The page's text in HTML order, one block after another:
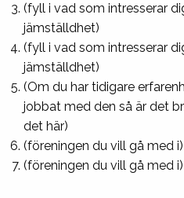
(fyll i vad som intresserar
jämställdhet)
(fyll i vad som intresserar
jämställdhet)
(Om du har tidigare
jobbat med den så är det
det här)
(föreningen du vill gå med i)
(föreningen du vill gå med i)